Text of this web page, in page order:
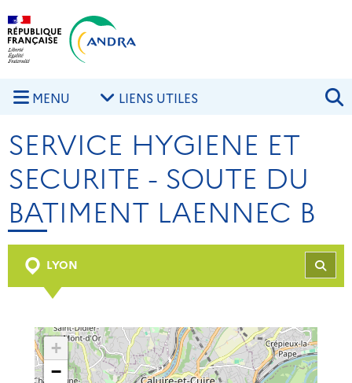
Aller au contenu principal
MENU LIENS UTILES
SERVICE HYGIENE ET
SECURITE - SOUTE DU
BATIMENT LAENNEC B
LYON
+
−